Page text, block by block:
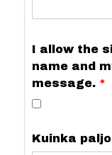
I allow the
name and
message.
Kuinka